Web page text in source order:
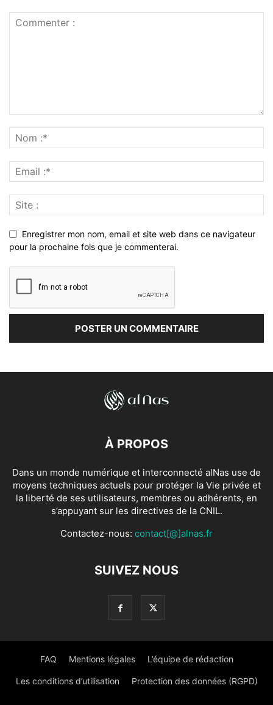
Enregistrer mon nom, email et site web dans ce navigateur
pour la prochaine fois que je commenterai.
À PROPOS
Dans un monde numérique et interconnecté alNas use de
moyens techniques actuels pour protéger la Vie privée et
la liberté de ses utilisateurs, membres ou adhérents, en
s’appuyant sur les directives de la CNIL.
Contactez-nous: contact[@]alnas.fr
SUIVEZ NOUS
FAQ Mentions légales L’équipe de rédaction
Les conditions d’utilisation Protection des données (RGPD)